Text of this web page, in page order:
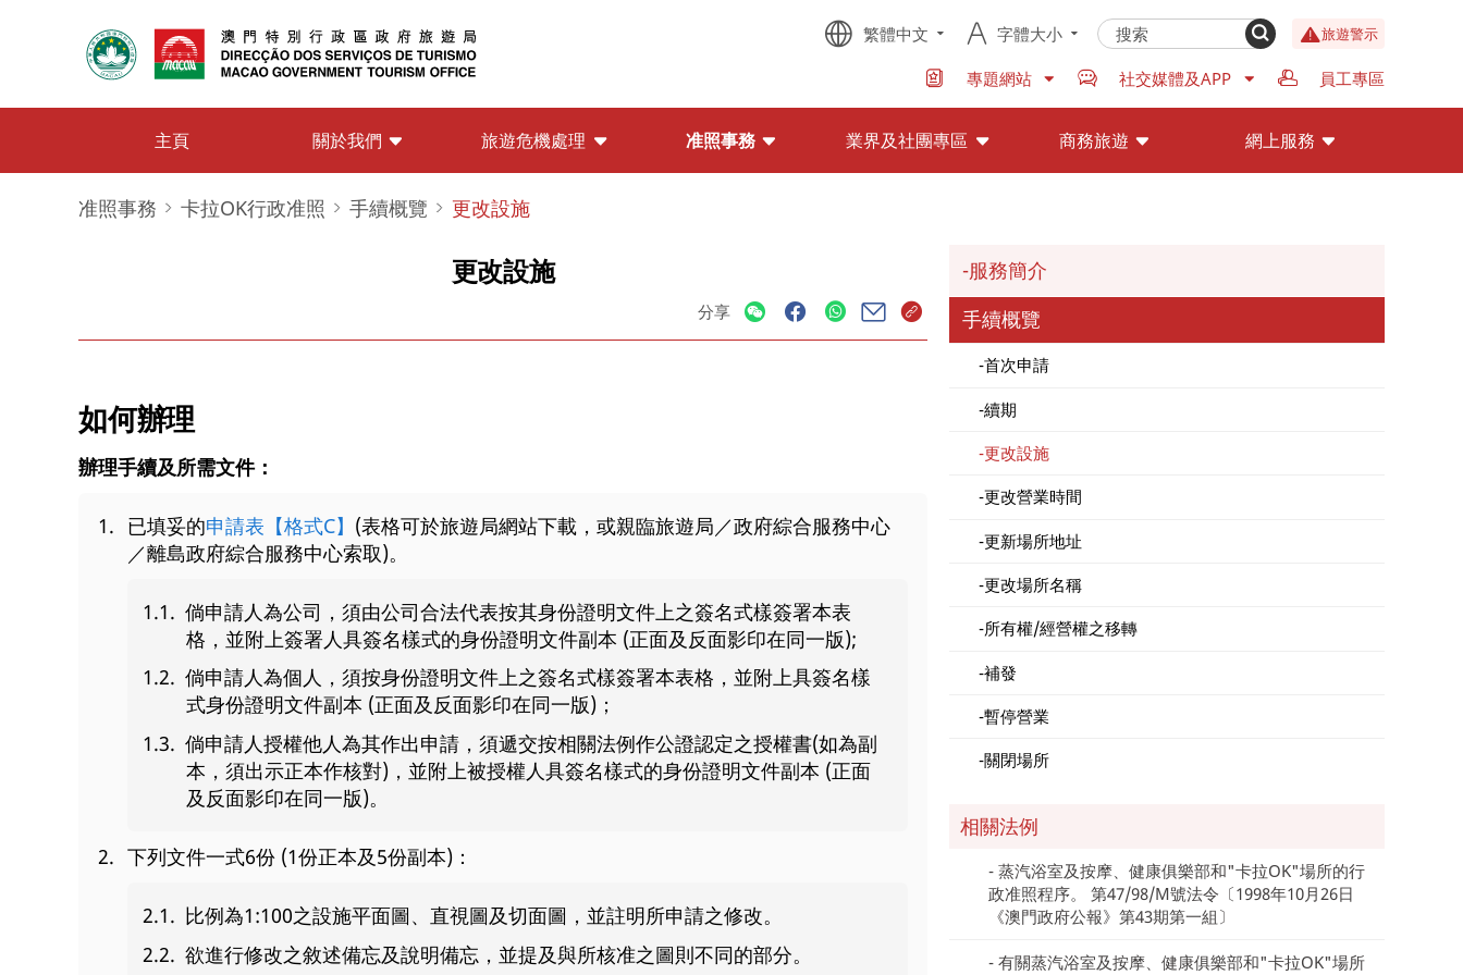
繁體中文 字體大小 旅遊警示
專題網站 社交媒體及APP 員工專區
主頁 關於我們 旅遊危機處理 准照事務 業界及社團專區 商務旅遊 網上服務
准照事務 卡拉OK行政准照 手續概覽 更改設施
更改設施
分享
如何辦理
辦理手續及所需文件：
已填妥的申請表【格式C】 (表格可於旅遊局網站下載，或親臨旅遊局／政府綜合服務中心
／離島政府綜合服務中心索取)。
倘申請人為公司，須由公司合法代表按其身份證明文件上之簽名式樣簽署本表
格，並附上簽署人具簽名樣式的身份證明文件副本 (正面及反面影印在同一版);
倘申請人為個人，須按身份證明文件上之簽名式樣簽署本表格，並附上具簽名樣
式身份證明文件副本 (正面及反面影印在同一版)；
倘申請人授權他人為其作出申請，須遞交按相關法例作公證認定之授權書(如為副
本，須出示正本作核對)，並附上被授權人具簽名樣式的身份證明文件副本 (正面
及反面影印在同一版)。
下列文件一式6份 (1份正本及5份副本)：
比例為1:100之設施平面圖、直視圖及切面圖，並註明所申請之修改。
欲進行修改之敘述備忘及說明備忘，並提及與所核准之圖則不同的部分。
服務簡介
手續概覽
首次申請
續期
更改設施
更改營業時間
更新場所地址
更改場所名稱
所有權/經營權之移轉
補發
暫停營業
關閉場所
相關法例
蒸汽浴室及按摩、健康俱樂部和"卡拉OK"場所的行
政准照程序。 第47/98/M號法令〔1998年10月26日
《澳門政府公報》第43期第一組〕
有關蒸汽浴室及按摩、健康俱樂部和"卡拉OK"場所